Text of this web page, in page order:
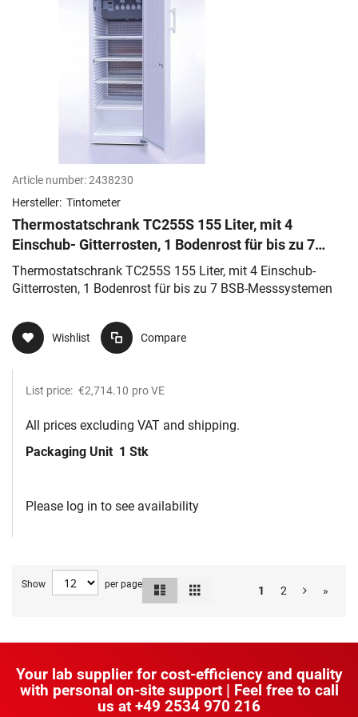
Article number:2438230
Hersteller: Tintometer
Thermostatschrank TC255S 155 Liter, mit 4
Einschub- Gitterrosten, 1 Bodenrost für bis zu 7
BSB-Messsystemen
Thermostatschrank TC255S 155 Liter, mit 4 Einschub-
Gitterrosten, 1 Bodenrost für bis zu 7 BSB-Messsystemen
Wishlist Compare
List price: €2,714.10 pro VE
All prices excluding VAT and shipping.
Packaging Unit 1 Stk
Please log in to see availability
Show per page 1 2 »
View
Your lab supplier for cost-efficiency and quality
with personal on-site support | Feel free to call
us at +49 2534 970 216